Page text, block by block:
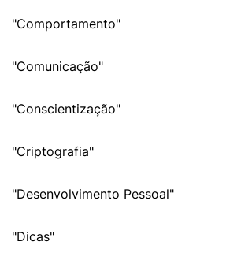
"Comportamento"
"Comunicação"
"Conscientização"
"Criptografia"
"Desenvolvimento Pessoal"
"Dicas"